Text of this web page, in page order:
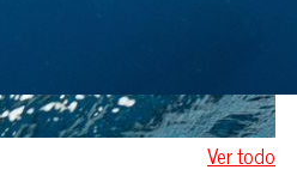
Ver todo